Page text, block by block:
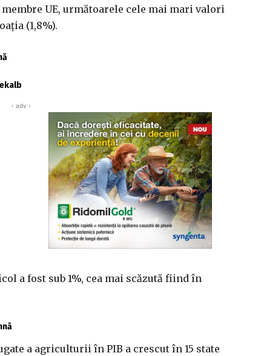
membre UE, următoarele cele mai mari valori
(1,8%).
‹ adv ›
a fost sub 1%, cea mai scăzută fiind în
a agriculturii în PIB a crescut în 15 state